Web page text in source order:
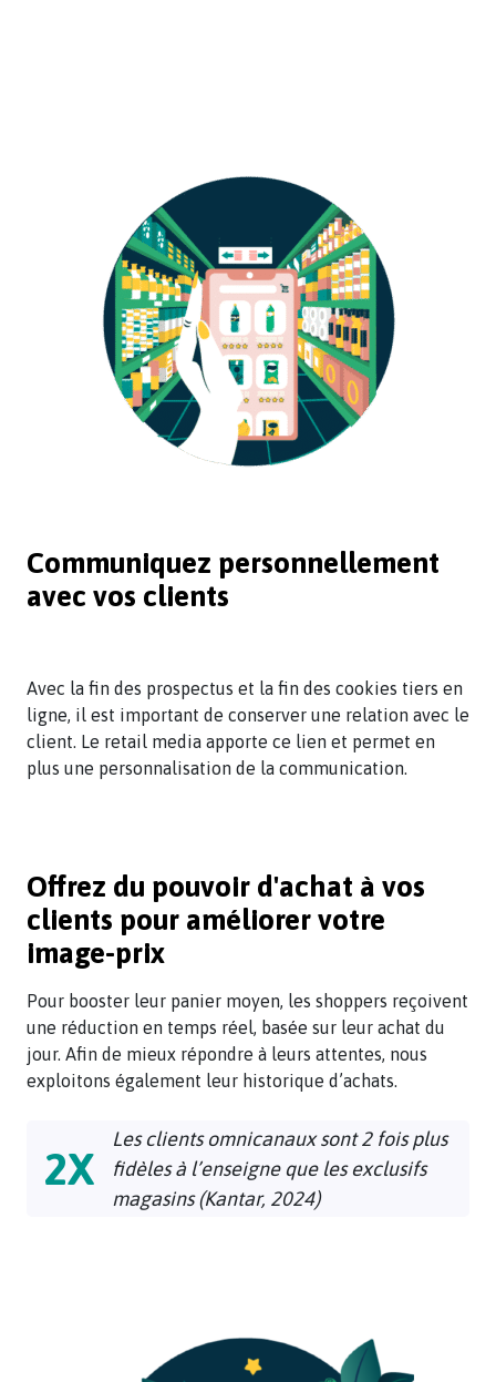
Communiquez personnellement
avec vos clients
Avec la fin des prospectus et la fin des cookies tiers en
ligne, il est important de conserver une relation avec le
client. Le retail media apporte ce lien et permet en
plus une personnalisation de la communication.
Offrez du pouvoir d'achat à vos
clients pour améliorer votre
image-prix
Pour booster leur panier moyen, les shoppers reçoivent
une réduction en temps réel, basée sur leur achat du
jour. Afin de mieux répondre à leurs attentes, nous
exploitons également leur historique d’achats.
2X
Les clients omnicanaux sont 2 fois plus
fidèles à l’enseigne que les exclusifs
magasins (Kantar, 2024)